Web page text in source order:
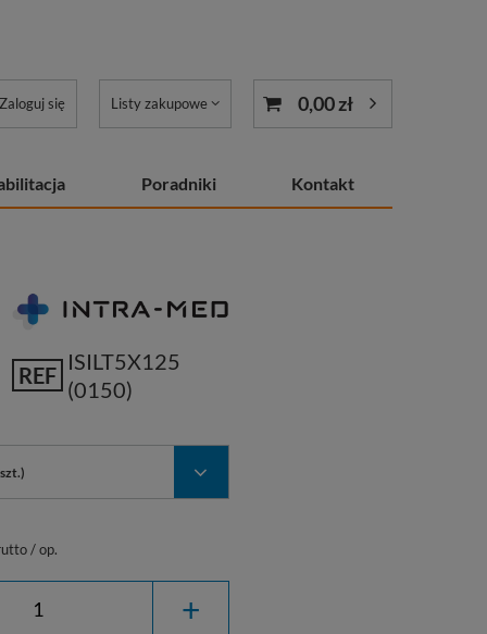
Zaloguj się Listy zakupowe 0,00 zł
Poradniki Kontakt
REF
ISILT5X125
(0150)
/op.
+